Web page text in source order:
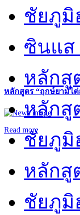
หลักสูตร “ฤกษ์ยามไ
Read more
ชัยภูมิ
ซินแส
หลักสู
หลักสู
ชัยภูมิ
หลักสู
ชัยภูมิ